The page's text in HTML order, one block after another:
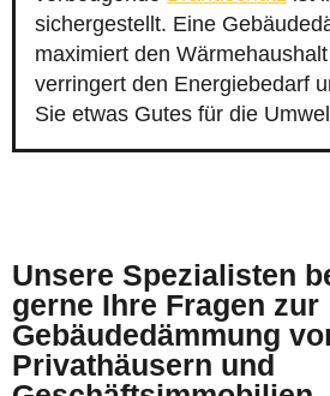
sichergestellt. Eine
maximiert den
verringert den Energiebedarf
Sie etwas Gutes für die
Unsere Spezialisten
gerne Ihre Fragen zur
Gebäudedämmung
Privathäusern und